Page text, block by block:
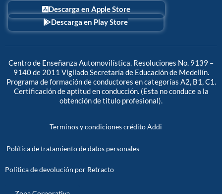
Descarga en Apple Store
Descarga en Play Store
Centro de Enseñanza Automovilística. Resoluciones No. 9139 –
9140 de 2011 Vigilado Secretaría de Educación de Medellín.
Programa de formación de conductores en categorías A2, B1, C1.
Certificación de aptitud en conducción. (Esta no conduce a la
obtención de titulo profesional).
Terminos y condiciones crédito Addi
Política de tratamiento de datos personales
Política de devolución por Retracto